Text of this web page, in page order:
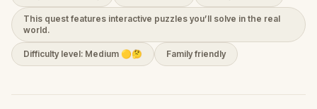
This quest features interactive puzzles you’ll solve in the real
world.
Difficulty level: Medium 🟡🤔 Family friendly